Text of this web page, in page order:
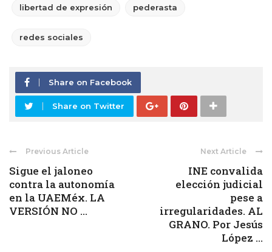
libertad de expresión pederasta
redes sociales
Share on Facebook
Share on Twitter
Previous Article
Sigue el jaloneo
contra la autonomía
en la UAEMéx. LA
VERSIÓN NO ...
Next Article
INE convalida
elección judicial
pese a
irregularidades. AL
GRANO. Por Jesús
López ...